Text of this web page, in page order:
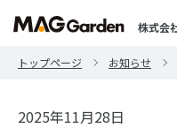
株式会
トップページ お知らせ
2025年11月28日